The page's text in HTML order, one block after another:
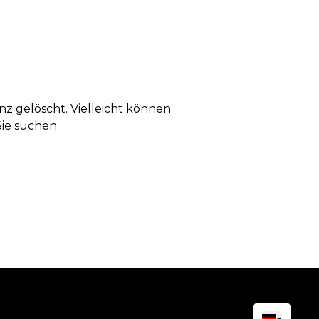
gelöscht. Vielleicht können
suchen.